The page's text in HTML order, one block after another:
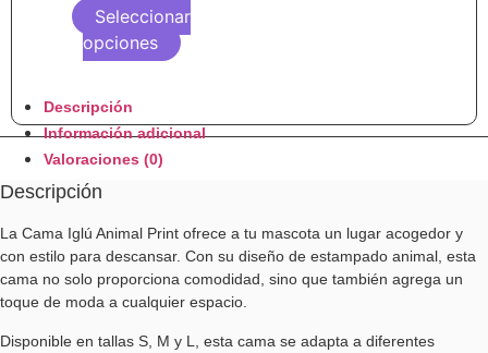
Seleccionar
opciones
Descripción
Información adicional
Valoraciones (0)
Descripción
La Cama Iglú Animal Print ofrece a tu mascota un lugar acogedor y
con estilo para descansar. Con su diseño de estampado animal, esta
cama no solo proporciona comodidad, sino que también agrega un
toque de moda a cualquier espacio.
Disponible en tallas S, M y L, esta cama se adapta a diferentes